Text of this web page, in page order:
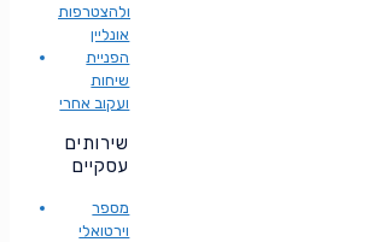
ולהצטרפות
אונליין
הפניית
שיחות
ועקוב אחרי
שירותים
עסקיים
מספר
וירטואלי